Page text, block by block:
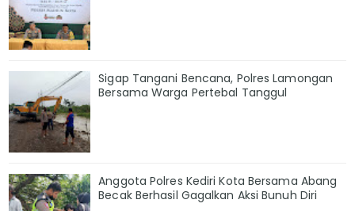
Sigap Tangani Bencana, Polres Lamongan
Bersama Warga Pertebal Tanggul
Anggota Polres Kediri Kota Bersama Abang
Becak Berhasil Gagalkan Aksi Bunuh Diri